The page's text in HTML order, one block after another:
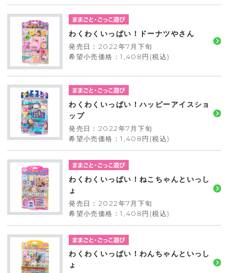
わくわくいっぱい！ドーナツやさん
発売日：2022年7月下旬
希望小売価格：1,408円(税込)
わくわくいっぱい！ハッピーアイスショ
ップ
発売日：2022年7月下旬
希望小売価格：1,408円(税込)
わくわくいっぱい！ねこちゃんといっし
ょ
発売日：2022年7月下旬
希望小売価格：1,408円(税込)
わくわくいっぱい！わんちゃんといっし
ょ